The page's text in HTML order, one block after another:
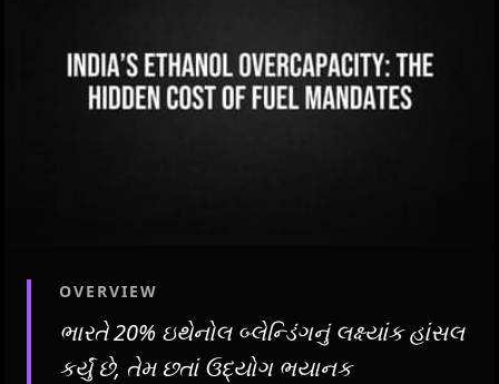
OVERVIEW
ભારતે 20% ઇથેનોલ બ્લેન્ડિંગનું લક્ષ્યાંક હાંસલ
કર્યું છે, તેમ છતાં ઉદ્યોગ ભયાનક